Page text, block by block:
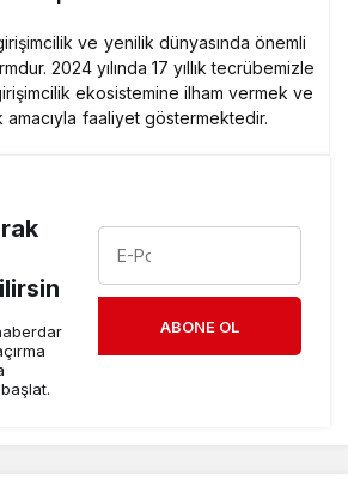
ve yenilik dünyasında önemli
2024 yılında 17 yıllık tecrübemizle
ekosistemine ilham vermek ve
amacıyla faaliyet göstermektedir.
ABONE OL